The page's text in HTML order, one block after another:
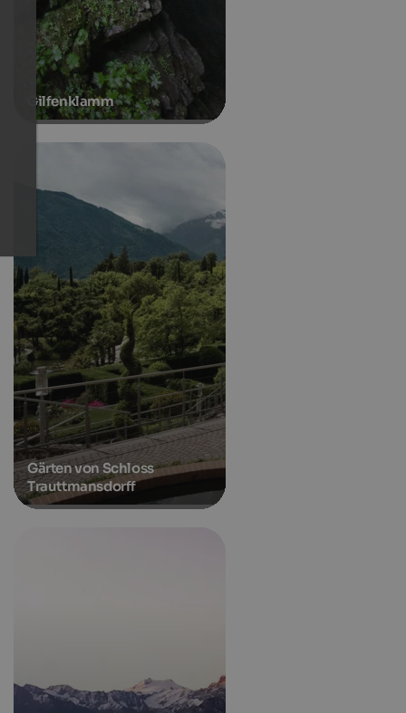
Gilfenklamm
Gärten von Schloss
Trauttmansdorff